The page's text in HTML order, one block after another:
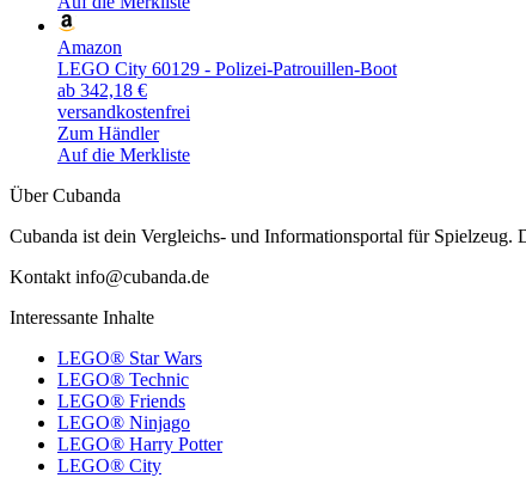
Amazon
LEGO City 60129 - Polizei-Patrouillen-Boot
ab 342,18 €
versandkostenfrei
Zum Händler
Auf die Merkliste
Über Cubanda
Cubanda ist dein Vergleichs- und Informationsportal für
Kontakt info@cubanda.de
Interessante Inhalte
LEGO® Star Wars
LEGO® Technic
LEGO® Friends
LEGO® Ninjago
LEGO® Harry Potter
LEGO® City